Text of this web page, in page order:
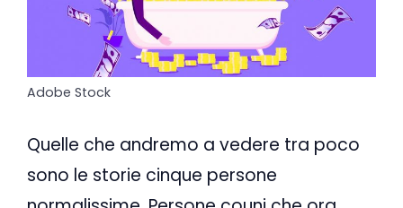
Adobe Stock
Quelle che andremo a vedere tra poco
sono le storie cinque persone